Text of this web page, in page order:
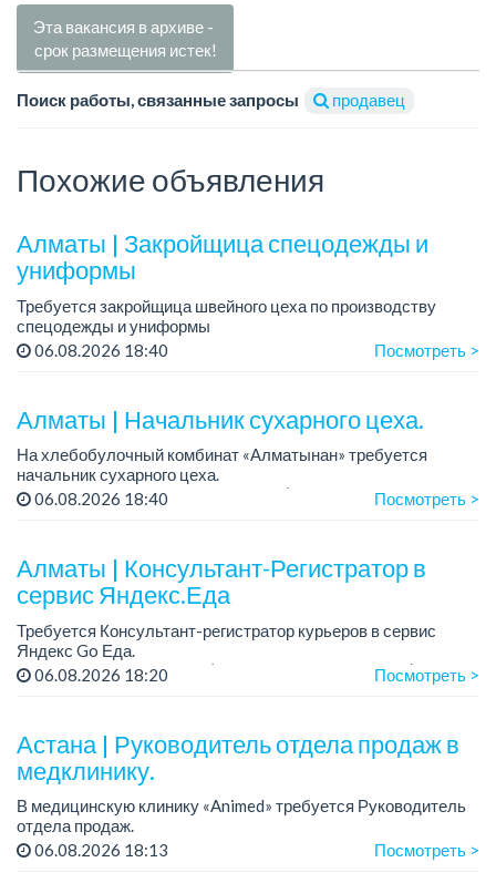
Эта вакансия в архиве -
срок размещения истек!
Поиск работы, связанные запросы продавец
Похожие объявления
Алматы | Закройщица спецодежды и
униформы
Требуется закройщица швейного цеха по производству
спецодежды и униформы
Рабочий день с 9:00 до 18:00
06.08.2026 18:40 Посмотреть >
Алматы | Начальник сухарного цеха.
На хлебобулочный комбинат «Алматынан» требуется
начальник сухарного цеха.
Зарплата: от 300 000 тенге на руки (обсуждается на
Требования: оп...
06.08.2026 18:40 Посмотреть >
Алматы | Консультант-Регистратор в
сервис Яндекс.Еда
Требуется Консультант-регистратор курьеров в сервис
Яндекс Go Еда.
Условия: работа в офисе (Абылай хана - Макатаева).
06.08.2026 18:20 Посмотреть >
Астана | Руководитель отдела продаж в
медклинику.
В медицинскую клинику «Animed» требуется Руководитель
отдела продаж.
Зарплата: от 1 200 000 тенге в месяц.
06.08.2026 18:13 Посмотреть >